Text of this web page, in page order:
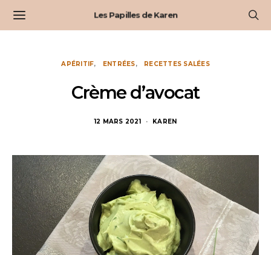
Les Papilles de Karen
APÉRITIF ENTRÉES RECETTES SALÉES
Crème d’avocat
12 MARS 2021 KAREN